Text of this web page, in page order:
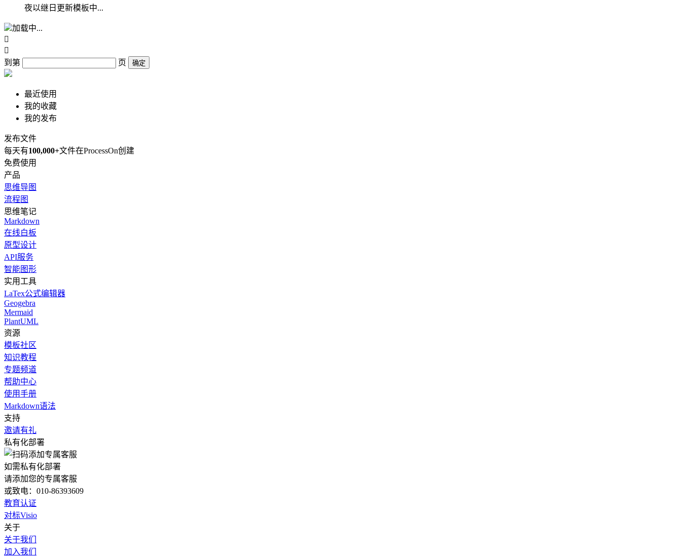
夜以继日更新模板中...
加载中...


到第
页 确定
最近使用
我的收藏
我的发布
发布文件
每天有100,000+文件在ProcessOn创建
免费使用
产品
思维导图
流程图
思维笔记
Markdown
在线白板
原型设计
API服务
智能图形
实用工具
LaTex公式编辑器
Geogebra
Mermaid
PlantUML
资源
模板社区
知识教程
专题频道
帮助中心
使用手册
Markdown语法
支持
邀请有礼
私有化部署
如需私有化部署
请添加您的专属客服
或致电：010-86393609
教育认证
对标Visio
关于
关于我们
加入我们